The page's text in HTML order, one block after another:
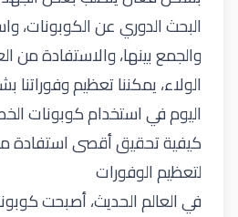
البحث الدوري عن الكوبونات،
والجمع بينها، والاستفادة من
الولاء، يمكننا تعظيم وفوراتنا
اليوم في استخدام كوبونات
كيفية تحقيق أقصى استفادة
لتعظيم الوفورات
في العالم الحديث، أصبحت